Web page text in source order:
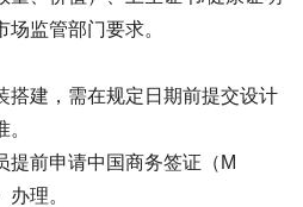
监管部门要求。
搭建，需在规定日期前提交设计
提前申请中国商务签证（M
理。